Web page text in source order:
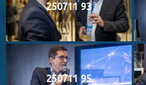
250711 93
250711 95